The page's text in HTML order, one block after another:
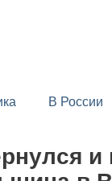
В России
и